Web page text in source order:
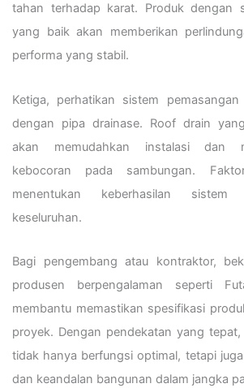
tahan terhadap karat. Produk dengan
yang baik akan memberikan
performa yang stabil.
Ketiga, perhatikan sistem
dengan pipa drainase. Roof drain
akan memudahkan instalasi dan
kebocoran pada sambungan.
menentukan keberhasilan sistem
keseluruhan.
Bagi pengembang atau kontraktor,
produsen berpengalaman seperti
membantu memastikan spesifikasi
proyek. Dengan pendekatan yang
tidak hanya berfungsi optimal, tetapi
dan keandalan bangunan dalam jangka